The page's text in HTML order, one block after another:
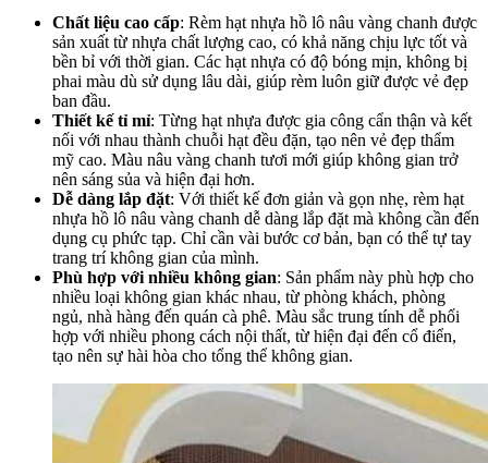
Chất liệu cao cấp: Rèm hạt nhựa hồ lô nâu vàng chanh được
sản xuất từ nhựa chất lượng cao, có khả năng chịu lực tốt và
bền bỉ với thời gian. Các hạt nhựa có độ bóng mịn, không bị
phai màu dù sử dụng lâu dài, giúp rèm luôn giữ được vẻ đẹp
ban đầu.
Thiết kế tỉ mỉ: Từng hạt nhựa được gia công cẩn thận và kết
nối với nhau thành chuỗi hạt đều đặn, tạo nên vẻ đẹp thẩm
mỹ cao. Màu nâu vàng chanh tươi mới giúp không gian trở
nên sáng sủa và hiện đại hơn.
Dễ dàng lắp đặt: Với thiết kế đơn giản và gọn nhẹ, rèm hạt
nhựa hồ lô nâu vàng chanh dễ dàng lắp đặt mà không cần đến
dụng cụ phức tạp. Chỉ cần vài bước cơ bản, bạn có thể tự tay
trang trí không gian của mình.
Phù hợp với nhiều không gian: Sản phẩm này phù hợp cho
nhiều loại không gian khác nhau, từ phòng khách, phòng
ngủ, nhà hàng đến quán cà phê. Màu sắc trung tính dễ phối
hợp với nhiều phong cách nội thất, từ hiện đại đến cổ điển,
tạo nên sự hài hòa cho tổng thể không gian.